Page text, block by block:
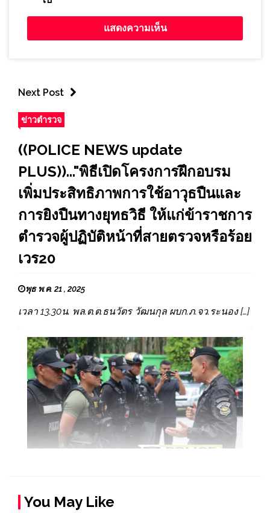
Next Post
ข่าวตำรวจ
((POLICE NEWS update
PLUS))..."พิธีเปิดโครงการฝึกอบรม
เพิ่มประสิทธิภาพการใช้อาวุธปืนและ
การยิงปืนทางยุทธวิธี ให้แก่ข้าราชการ
ตำรวจผู้ปฏิบัติหน้าที่สายตรวจหรือร้อย
เวร20
พุธ พ.ค. 21 , 2025
เวลา 13.30น. พล.ต.ต.ธนวัตร วัฒนกุล ผบก.ภ.จว.ระนอง […]
You May Like